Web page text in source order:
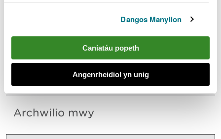
Dangos Manylion
Caniatáu popeth
Angenrheidiol yn unig
neu cysylltwch â Thîm
commercialdevelopmentteam@cyfoethnaturiol.cy
Archwilio mwy